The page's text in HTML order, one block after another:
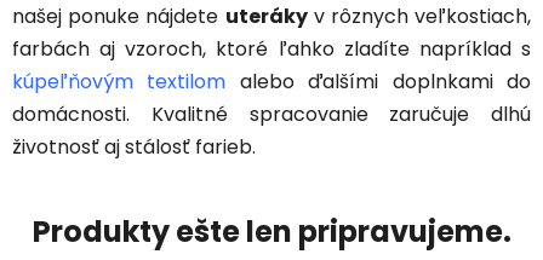
našej ponuke nájdete uterákyv rôznych veľkostiach,
farbách aj vzoroch, ktoré ľahko zladíte napríklad s
kúpeľňovým textilom alebo ďalšími doplnkami do
domácnosti. Kvalitné spracovanie zaručuje dlhú
životnosť aj stálosť farieb.
Produkty ešte len pripravujeme.